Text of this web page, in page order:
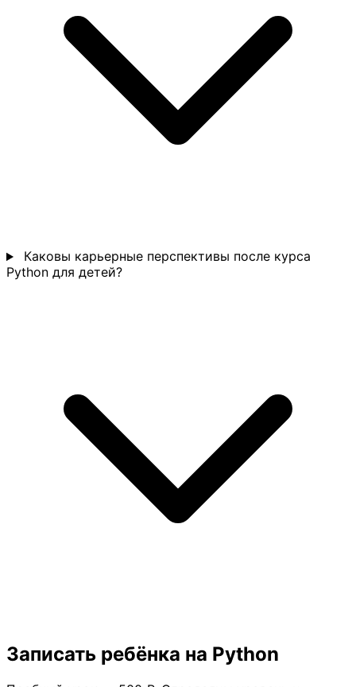
Каковы карьерные перспективы после курса
Python для детей?
Записать ребёнка на Python